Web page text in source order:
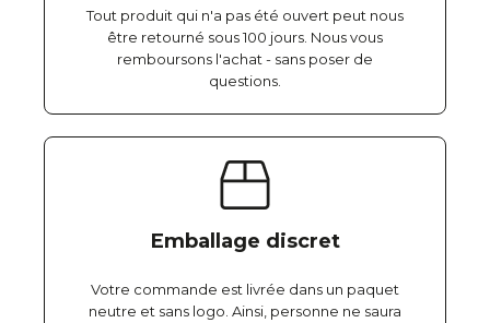
Tout produit qui n'a pas été ouvert peut nous
être retourné sous 100 jours. Nous vous
remboursons l'achat - sans poser de
questions.
Emballage discret
Votre commande est livrée dans un paquet
neutre et sans logo. Ainsi, personne ne saura